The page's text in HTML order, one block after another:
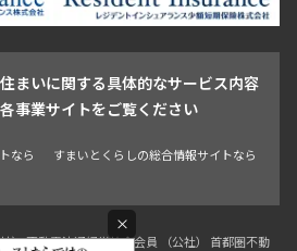
・砧
池袋・板橋・王子
新宿 品川
目黒・中目黒
まいに関する具体的なサービス内容
事業サイトをご覧ください
なら
すまいとくらしの総合情報サイトなら
×